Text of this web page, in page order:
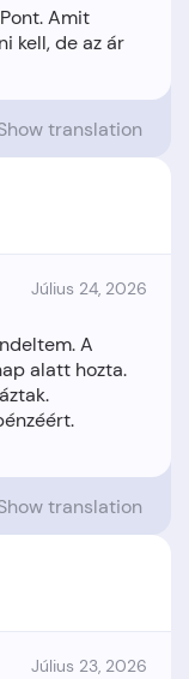
Amit
kell, de az ár
translation
Július 24, 2026
A
alatt hozta.
translation
Július 23, 2026